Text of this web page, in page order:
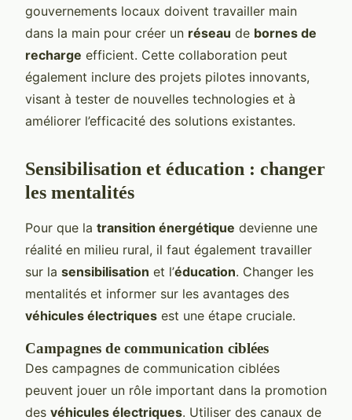
gouvernements locaux doivent travailler main
dans la main pour créer un réseau de bornes de
recharge efficient. Cette collaboration peut
également inclure des projets pilotes innovants,
visant à tester de nouvelles technologies et à
améliorer l’efficacité des solutions existantes.
Sensibilisation et éducation : changer
les mentalités
Pour que la transition énergétique devienne une
réalité en milieu rural, il faut également travailler
sur la sensibilisation et l’éducation. Changer les
mentalités et informer sur les avantages des
véhicules électriques est une étape cruciale.
Campagnes de communication ciblées
Des campagnes de communication ciblées
peuvent jouer un rôle important dans la promotion
des véhicules électriques. Utiliser des canaux de